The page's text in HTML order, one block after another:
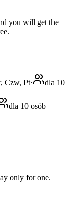
you will get the
Czw, Pt·
dla 10
dla 10 osób
only for one.